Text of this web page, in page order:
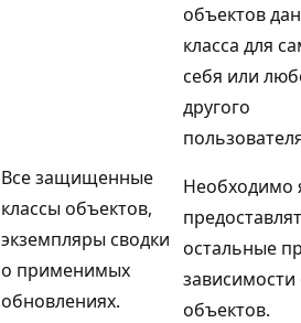
Все защищенные
классы объектов,
экземпляры сводки
о применимых
обновлениях.
объектов
класса для
себя или
другого
Необходимо
остальные
зависимости
объектов.